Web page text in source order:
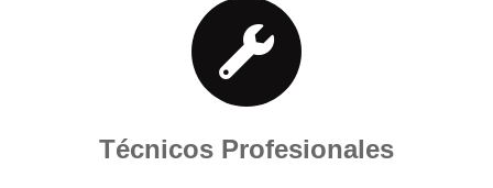
Técnicos Profesionales